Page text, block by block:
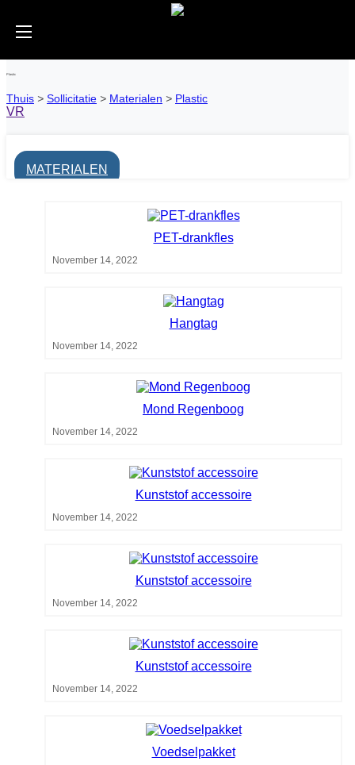
Plastic
Thuis > Sollicitatie > Materialen > Plastic
VR
MATERIALEN
PET-drankfles
November 14, 2022
Hangtag
November 14, 2022
Mond Regenboog
November 14, 2022
Kunststof accessoire
November 14, 2022
Kunststof accessoire
November 14, 2022
Kunststof accessoire
November 14, 2022
Voedselpakket